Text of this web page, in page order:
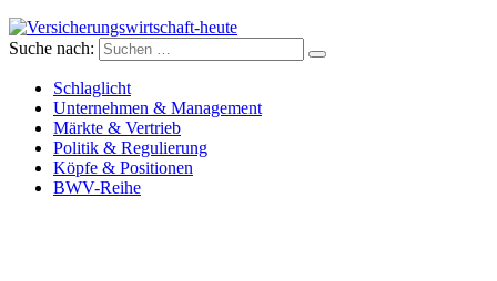
Versicherungswirtschaft-heute
Suche nach:
Schlaglicht
Unternehmen & Management
Märkte & Vertrieb
Politik & Regulierung
Köpfe & Positionen
BWV-Reihe